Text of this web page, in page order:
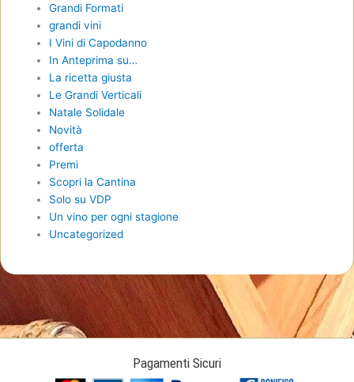
Grandi Formati
grandi vini
I Vini di Capodanno
In Anteprima su…
La ricetta giusta
Le Grandi Verticali
Natale Solidale
Novità
offerta
Premi
Scopri la Cantina
Solo su VDP
Un vino per ogni stagione
Uncategorized
Pagamenti Sicuri